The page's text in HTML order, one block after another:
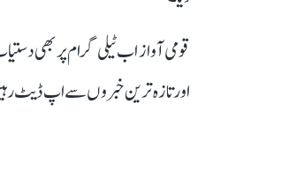
قومی آواز اب ٹیلی گرام پر بھی
اور تازہ ترین خبروں سے اپ ڈیٹ